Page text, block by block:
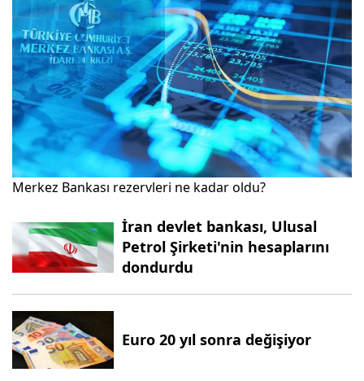
Merkez Bankası rezervleri ne kadar oldu?
İran devlet bankası, Ulusal
Petrol Şirketi'nin hesaplarını
dondurdu
Euro 20 yıl sonra değişiyor